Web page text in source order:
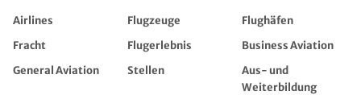
Airlines Flugzeuge
Flughäfen
Fracht
Flugerlebnis
Business Aviation
General Aviation
Stellen
Aus- und
Weiterbildung